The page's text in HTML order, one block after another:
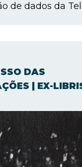
de dados da
DAS
| EX-